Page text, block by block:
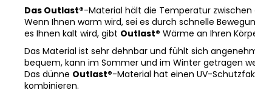
Das Outlast®-Material hält die Temperatur
Wenn Ihnen warm wird, sei es durch schnelle
es Ihnen kalt wird, gibt Outlast® Wärme an Ihren
Das Material ist sehr dehnbar und fühlt sich
bequem, kann im Sommer und im Winter getragen
Das dünne Outlast®-Material hat einen UV-
kombinieren.